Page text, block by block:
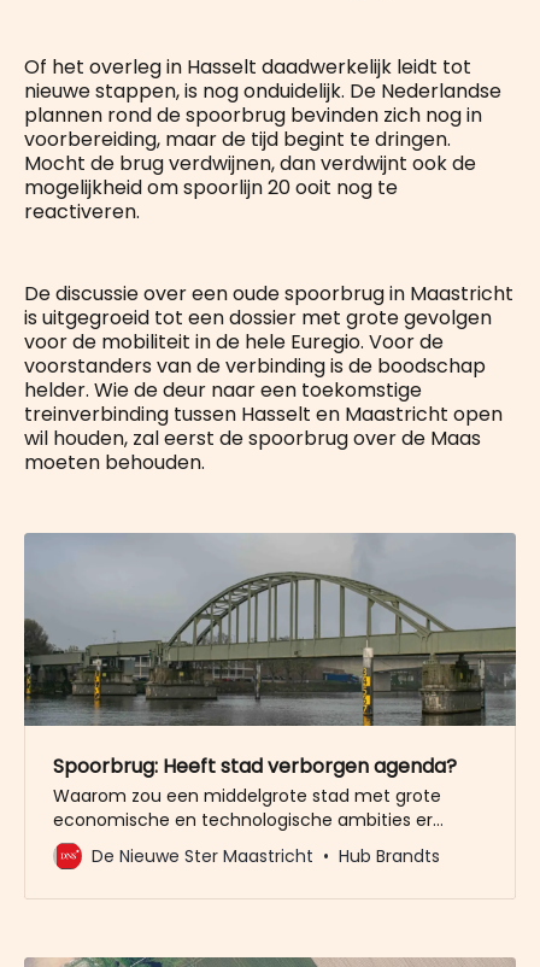
Of het overleg in Hasselt daadwerkelijk leidt tot
nieuwe stappen, is nog onduidelijk. De Nederlandse
plannen rond de spoorbrug bevinden zich nog in
voorbereiding, maar de tijd begint te dringen.
Mocht de brug verdwijnen, dan verdwijnt ook de
mogelijkheid om spoorlijn 20 ooit nog te
reactiveren.
De discussie over een oude spoorbrug in Maastricht
is uitgegroeid tot een dossier met grote gevolgen
voor de mobiliteit in de hele Euregio. Voor de
voorstanders van de verbinding is de boodschap
helder. Wie de deur naar een toekomstige
treinverbinding tussen Hasselt en Maastricht open
wil houden, zal eerst de spoorbrug over de Maas
moeten behouden.
Spoorbrug: Heeft stad verborgen agenda?
Waarom zou een middelgrote stad met grote
economische en technologische ambities er
belang bij hebben een grens- én
rivieroverschrijdende spoorbrug te verwijderen, in
De Nieuwe Ster Maastricht Hub Brandts